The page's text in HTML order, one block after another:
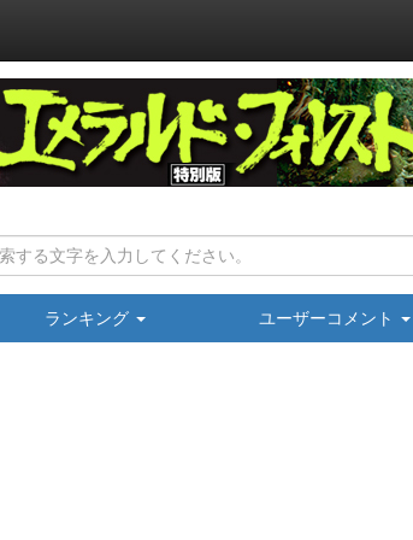
ランキング ユーザーコメント